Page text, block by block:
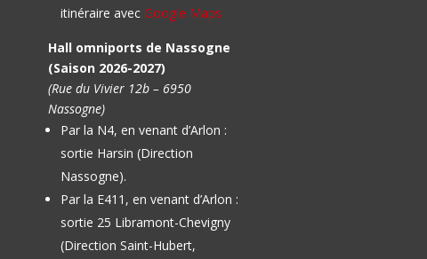
itinéraire avec Google Maps
Hall omniports de Nassogne
(Saison 2026-2027)
(Rue du Vivier 12b – 6950
Nassogne)
Par la N4, en venant d’Arlon :
sortie Harsin (Direction
Nassogne).
Par la E411, en venant d’Arlon :
sortie 25 Libramont-Chevigny
(Direction Saint-Hubert,